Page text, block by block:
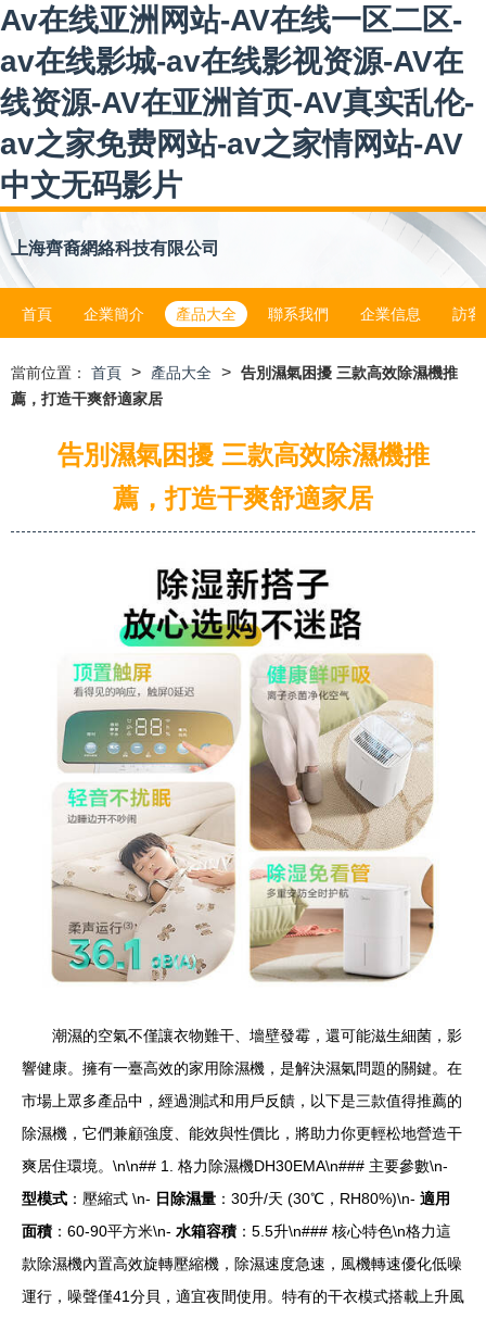
Av在线亚洲网站-AV在线一区二区-
av在线影城-av在线影视资源-AV在
线资源-AV在亚洲首页-AV真实乱伦-
av之家免费网站-av之家情网站-AV
中文无码影片
上海齊裔網絡科技有限公司
首頁 企業簡介 產品大全 聯系我們 企業信息 訪客
當前位置： 首頁 > 產品大全 > 告別濕氣困擾 三款高效除濕機推
薦，打造干爽舒適家居
告別濕氣困擾 三款高效除濕機推
薦，打造干爽舒適家居
潮濕的空氣不僅讓衣物難干、墻壁發霉，還可能滋生細菌，影
響健康。擁有一臺高效的家用除濕機，是解決濕氣問題的關鍵。在
市場上眾多產品中，經過測試和用戶反饋，以下是三款值得推薦的
除濕機，它們兼顧強度、能效與性價比，將助力你更輕松地營造干
爽居住環境。\n\n## 1. 格力除濕機DH30EMA\n### 主要參數\n-
型模式 ：壓縮式 \n- 日除濕量 ：30升/天 (30℃，RH80%)\n- 適用
面積 ：60-90平方米\n- 水箱容積 ：5.5升\n### 核心特色\n格力這
款除濕機內置高效旋轉壓縮機，除濕速度急速，風機轉速優化低噪
運行，噪聲僅41分貝，適宜夜間使用。特有的干衣模式搭載上升風